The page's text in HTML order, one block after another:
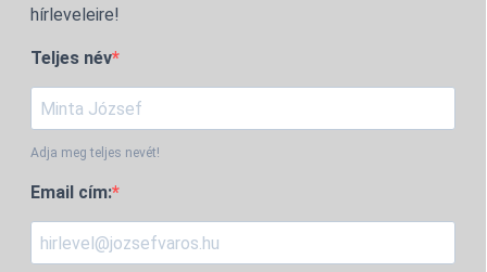
hírleveleire!
Teljes név
Adja meg teljes nevét!
Email cím: